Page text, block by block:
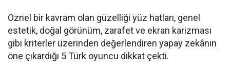
Öznel bir kavram olan güzelliği yüz hatları, genel
estetik, doğal görünüm, zarafet ve ekran karizması
gibi kriterler üzerinden değerlendiren yapay zekânın
öne çıkardığı 5 Türk oyuncu dikkat çekti.